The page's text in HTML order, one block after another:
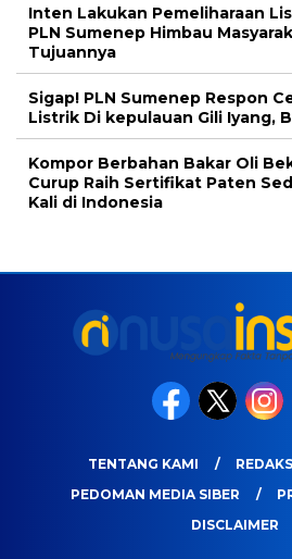
Inten Lakukan Pemeliharaan
PLN Sumenep Himbau
Tujuannya
Sigap! PLN Sumenep Respon
Listrik Di kepulauan Gili Iyang,
Kompor Berbahan Bakar Oli
Curup Raih Sertifikat Paten
Kali di Indonesia
TENTANG KAMI
PEDOMAN MEDIA SIBER
DISCLAIMER